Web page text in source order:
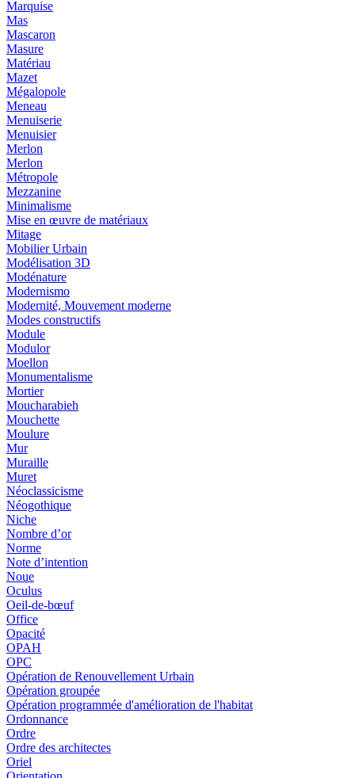
Marquise
Mas
Mascaron
Masure
Matériau
Mazet
Mégalopole
Meneau
Menuiserie
Menuisier
Merlon
Merlon
Métropole
Mezzanine
Minimalisme
Mise en œuvre de matériaux
Mitage
Mobilier Urbain
Modélisation 3D
Modénature
Modernismo
Modernité, Mouvement moderne
Modes constructifs
Module
Modulor
Moellon
Monumentalisme
Mortier
Moucharabieh
Mouchette
Moulure
Mur
Muraille
Muret
Néoclassicisme
Néogothique
Niche
Nombre d’or
Norme
Note d’intention
Noue
Oculus
Oeil-de-bœuf
Office
Opacité
OPAH
OPC
Opération de Renouvellement Urbain
Opération groupée
Opération programmée d'amélioration de l'habitat
Ordonnance
Ordre
Ordre des architectes
Oriel